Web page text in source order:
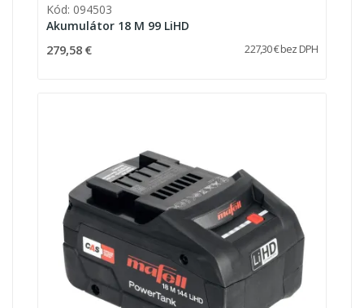
Kód: 094503
Akumulátor 18 M 99 LiHD
279,58 € 227,30 € bez DPH